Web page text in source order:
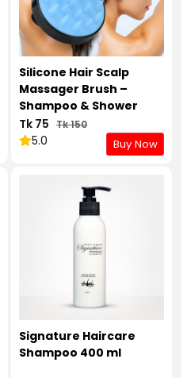
Silicone Hair Scalp
Massager Brush –
Shampoo & Shower
Comb for Hair Care
Tk 75 Tk 150
5.0 Buy Now
Signature Haircare
Shampoo 400 ml